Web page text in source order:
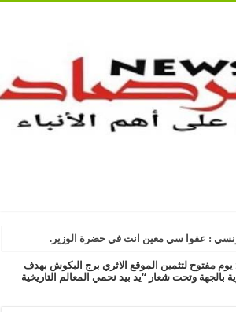
: عفوا سي معين انت في حضرة الوزير.
: يوم مفتوح لتثمين الموقع الاثري برج البكوش بهدف
بالجهة وتحت شعار “يد بيد نحمي المعالم التاريخية